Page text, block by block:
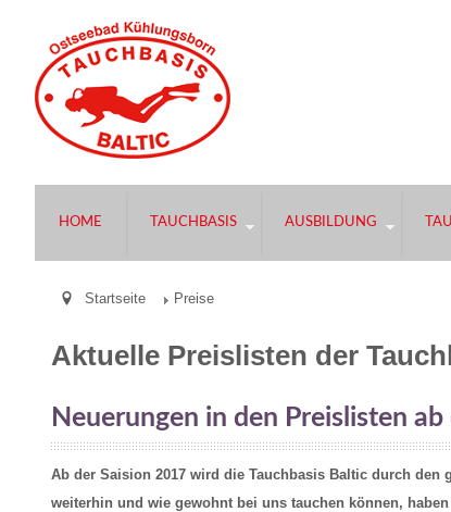
HOME TAUCHBASIS AUSBILDUNG
Startseite Preise
Aktuelle Preislisten der
Neuerungen in den Preislisten
Ab der Saision 2017 wird die Tauchbasis Baltic durch den
weiterhin und wie gewohnt bei uns tauchen können,